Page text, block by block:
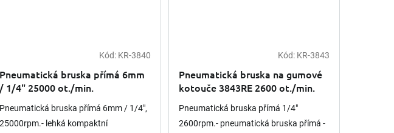
Kód: KR-3840
Pneumatická bruska přímá 6mm
/ 1/4" 25000 ot./min.
Pneumatická bruska přímá 6mm / 1/4",
25000rpm.- lehká kompaktní
Kód: KR-3843
Pneumatická bruska na gumové
kotouče 3843RE 2600 ot./min.
Pneumatická bruska přímá 1/4"
2600rpm.- pneumatická bruska přímá -